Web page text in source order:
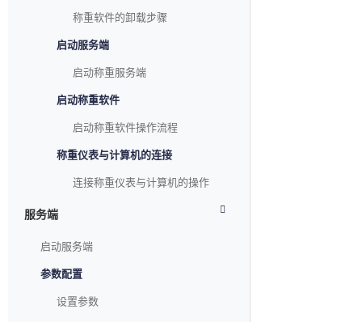
称重软件的卸载步骤
启动服务端
启动称重服务端
启动称重软件
启动称重软件操作流程
称重仪表与计算机的连接
连接称重仪表与计算机的操作
服务端
启动服务端
参数配置
设置参数